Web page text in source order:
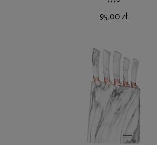
95,00 zł